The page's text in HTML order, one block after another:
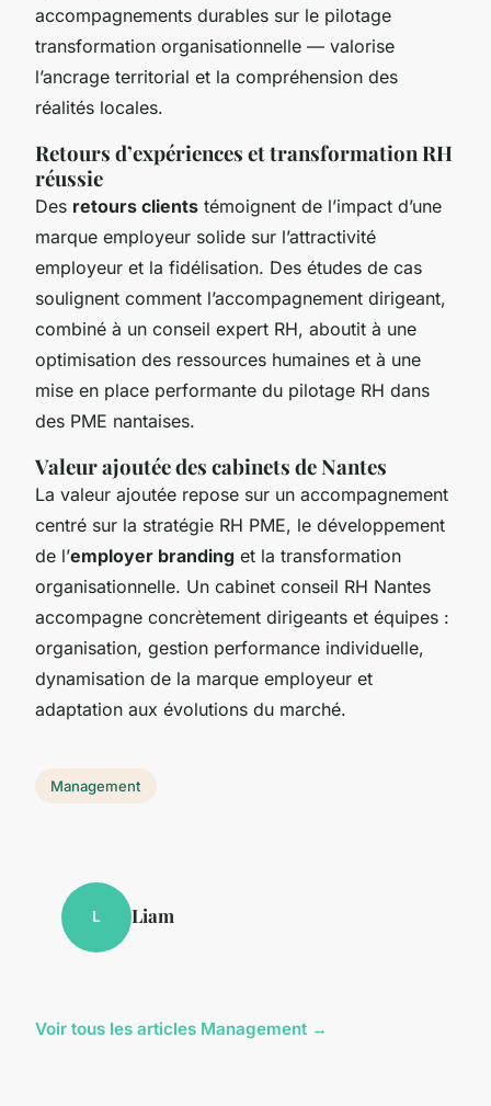
accompagnements durables sur le pilotage
transformation organisationnelle — valorise
l’ancrage territorial et la compréhension des
réalités locales.
Retours d’expériences et transformation RH
réussie
Des retours clients témoignent de l’impact d’une
marque employeur solide sur l’attractivité
employeur et la fidélisation. Des études de cas
soulignent comment l’accompagnement dirigeant,
combiné à un conseil expert RH, aboutit à une
optimisation des ressources humaines et à une
mise en place performante du pilotage RH dans
des PME nantaises.
Valeur ajoutée des cabinets de Nantes
La valeur ajoutée repose sur un accompagnement
centré sur la stratégie RH PME, le développement
de l’employer branding et la transformation
organisationnelle. Un cabinet conseil RH Nantes
accompagne concrètement dirigeants et équipes :
organisation, gestion performance individuelle,
dynamisation de la marque employeur et
adaptation aux évolutions du marché.
Management
L Liam
Voir tous les articles Management →